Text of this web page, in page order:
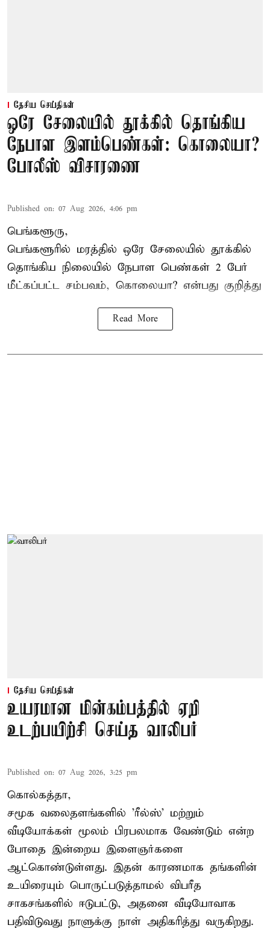
தேசிய செய்திகள்
ஒரே சேலையில் தூக்கில் தொங்கிய
நேபாள இளம்பெண்கள்: கொலையா?
போலீஸ் விசாரணை
Published on: 07 Aug 2026, 4:06 pm
பெங்களூரு,
பெங்களூரில் மரத்தில் ஒரே சேலையில் தூக்கில்
தொங்கிய நிலையில் நேபாள பெண்கள் 2 பேர்
மீட்கப்பட்ட சம்பவம், கொலையா? என்பது குறித்து
Read More
தேசிய செய்திகள்
உயரமான மின்கம்பத்தில் ஏறி
உடற்பயிற்சி செய்த வாலிபர்
Published on: 07 Aug 2026, 3:25 pm
கொல்கத்தா,
சமூக வலைதளங்களில் 'ரீல்ஸ்' மற்றும்
வீடியோக்கள் மூலம் பிரபலமாக வேண்டும் என்ற
போதை இன்றைய இளைஞர்களை
ஆட்கொண்டுள்ளது. இதன் காரணமாக தங்களின்
உயிரையும் பொருட்படுத்தாமல் விபரீத
சாகசங்களில் ஈடுபட்டு, அதனை வீடியோவாக
பதிவிடுவது நாளுக்கு நாள் அதிகரித்து வருகிறது.